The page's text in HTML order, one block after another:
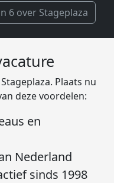
6 over Stageplaza
Plaats nu
deze voordelen:
en
Nederland
sinds 1998